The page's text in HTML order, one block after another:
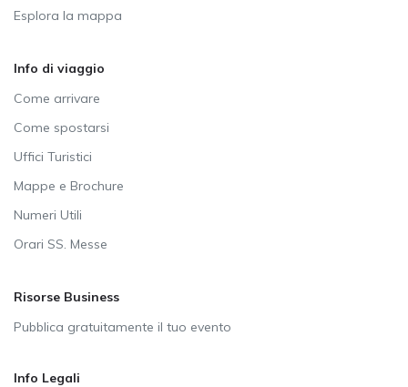
Esplora la mappa
Info di viaggio
Come arrivare
Come spostarsi
Uffici Turistici
Mappe e Brochure
Numeri Utili
Orari SS. Messe
Risorse Business
Pubblica gratuitamente il tuo evento
Info Legali